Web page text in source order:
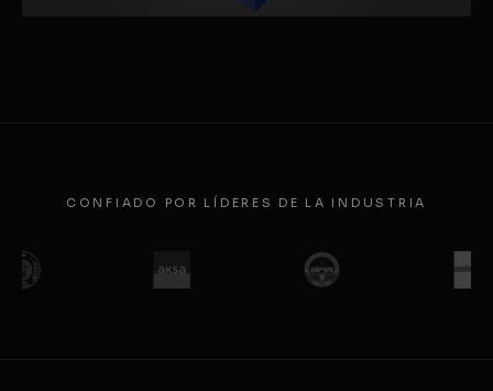
CONFIADO POR LÍDERES DE LA INDUSTRIA